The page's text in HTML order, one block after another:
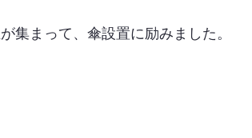
集まって、傘設置に励みました。